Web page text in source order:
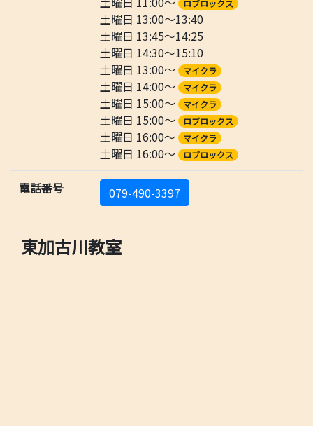
ロブロックス
土曜日 13:00～13:40
土曜日 13:45～14:25
土曜日 14:30～15:10
土曜日 13:00～
マイクラ
土曜日 14:00～ マイクラ
土曜日 15:00～ マイクラ
土曜日 15:00～ ロブロックス
土曜日 16:00～ マイクラ
土曜日 16:00～ ロブロックス
電話番号 079-490-3397
東加古川教室